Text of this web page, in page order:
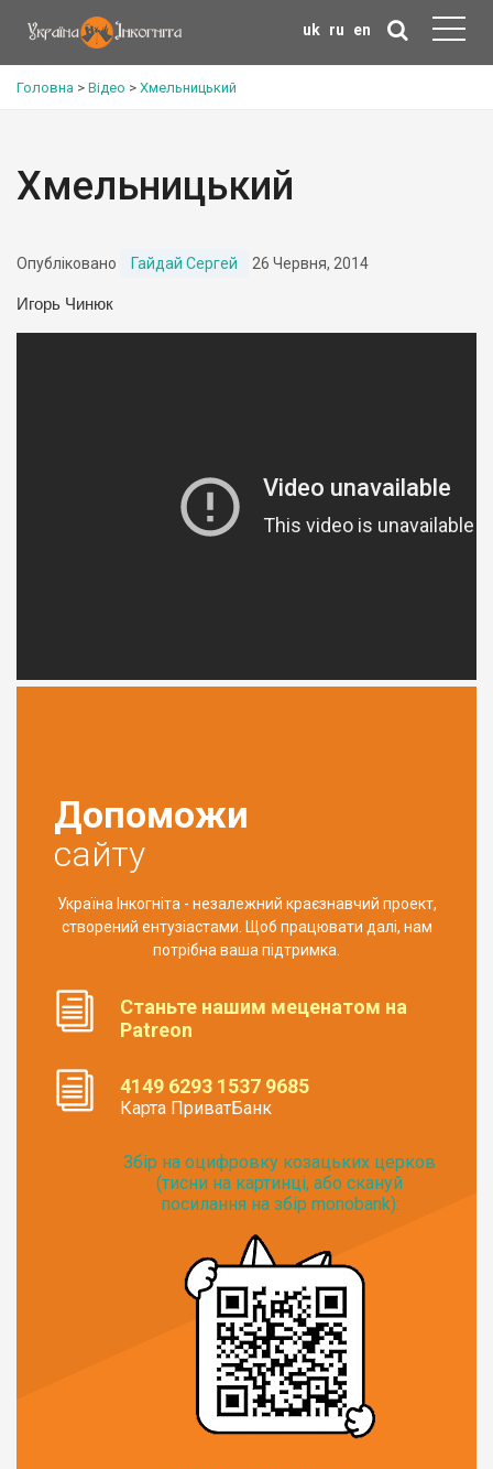
uk ru en
Головна > Відео > Хмельницький
Хмельницький
Опубліковано Гайдай Сергей 26 Червня, 2014
Игорь Чинюк
Допоможи
сайту
Україна Інкогніта - незалежний краєзнавчий проект,
створений ентузіастами. Щоб працювати далі, нам
потрібна ваша підтримка.
Станьте нашим меценатом на
Patreon
4149 6293 1537 9685
Карта ПриватБанк
Збір на оцифровку козацьких церков
(тисни на картинці, або скануй
посилання на збір monobank):